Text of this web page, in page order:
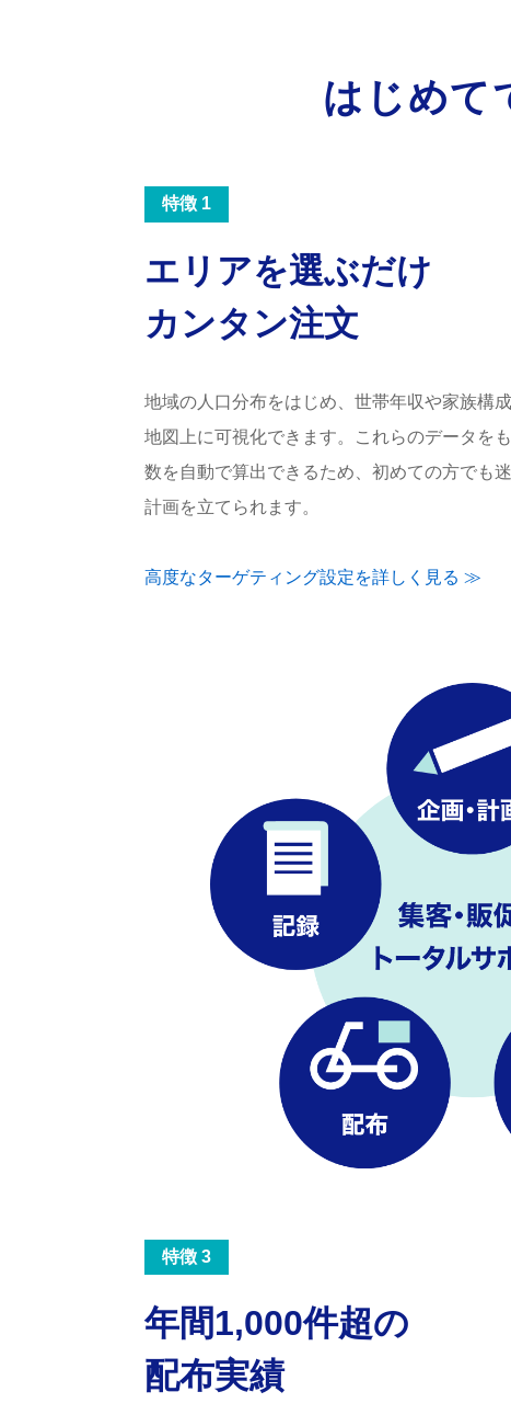
はじめて
特徴 1
エリアを選ぶだけ
カンタン注文
地域の人口分布をはじめ、世帯年収や家族構
地図上に可視化できます。これらのデータを
数を自動で算出できるため、初めての方でも
計画を立てられます。
高度なターゲティング設定を詳しく見る ≫
特徴 3
年間1,000件超の
配布実績